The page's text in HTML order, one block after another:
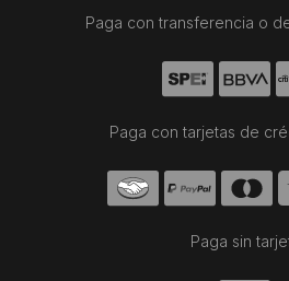
Paga con transferencia o
Paga con tarjetas de
Paga sin